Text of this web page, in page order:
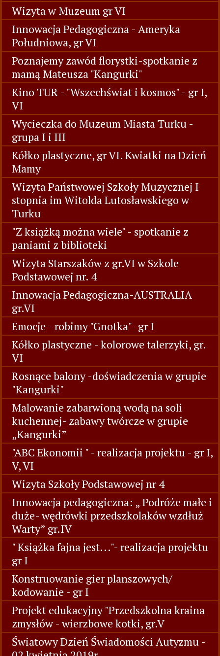
Wizyta w Muzeum gr VI
Innowacja Pedagogiczna - Ameryka
Południowa, gr VI
Poznajemy zawód florystki-spotkanie z
mamą Mateusza "Kangurki"
Kino TUR - "Wszechświat i kosmos" - gr I,
VI
Wycieczka do Muzeum Miasta Turku -
grupa I i III
Kółko plastyczne, gr VI. Kwiatki na Dzień
Mamy
Wizyta Państwowej Szkoły Muzycznej I
stopnia im Witolda Lutosławskiego w
Turku
"Z książką można wiele" - spotkanie z
paniami z biblioteki
Wizyta Starszaków z gr.VI w Szkole
Podstawowej nr. 4
Innowacja Pedagogiczna-AUSTRALIA
gr.VI
Emocje - robimy "Gnotka"- gr I
Kółko plastyczne - kolorowe talerzyki, gr.
VI
Rosnące balony -doświadczenia w grupie
"Kangurki"
Malowanie zabarwioną wodą na soli
kuchennej- zabawy twórcze w grupie
„Kangurki”
"ABC Ekonomii " - realizacja projektu - gr I,
V, VI
Wizyta Szkoły Podstawowej nr 4
Innowacja pedagogiczna: „ Podróże małe i
duże- wędrówki przedszkolaków wzdłuż
Warty” gr.IV
" Książka fajna jest..."- realizacja projektu
gr I
Konstruowanie gier planszowych/
kodowanie - gr I
Projekt edukacyjny "Przedszkolna kraina
zmysłów - wierzbowe kotki, gr.V
Światowy Dzień Świadomości Autyzmu -